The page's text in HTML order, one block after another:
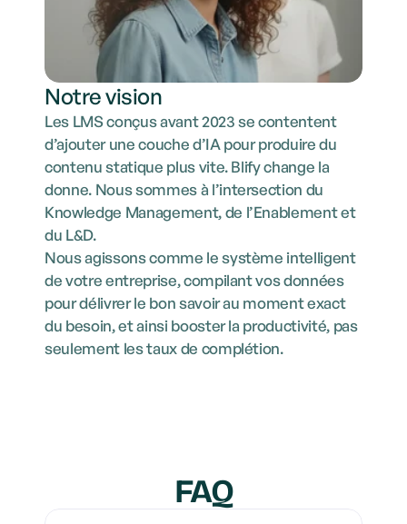
Notre vision
Les LMS conçus avant 2023 se contentent
d’ajouter une couche d’IA pour produire du
contenu statique plus vite. Blify change la
donne. Nous sommes à l’intersection du
Knowledge Management, de l’Enablement et
du L&D.
Nous agissons comme le système intelligent
de votre entreprise, compilant vos données
pour délivrer le bon savoir au moment exact
du besoin, et ainsi booster la productivité, pas
seulement les taux de complétion.
FAQ